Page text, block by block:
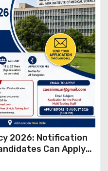
2026: Notification
Can Apply